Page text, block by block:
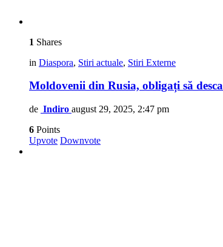
1 Shares
in Diaspora, Stiri actuale, Stiri Externe
Moldovenii din Rusia, obligați să
de Indiro august 29, 2025, 2:47 pm
6 Points
Upvote Downvote